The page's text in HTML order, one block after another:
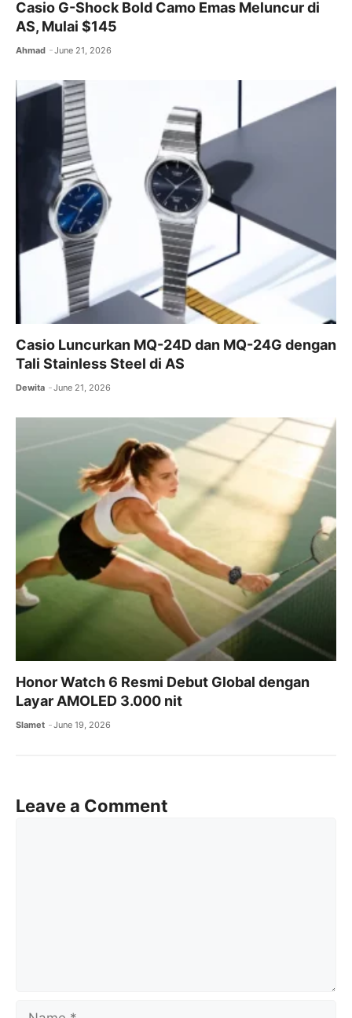
Casio G-Shock Bold Camo Emas Meluncur di
AS, Mulai $145
Ahmad June 21, 2026
Casio Luncurkan MQ-24D dan MQ-24G dengan
Tali Stainless Steel di AS
Dewita June 21, 2026
Honor Watch 6 Resmi Debut Global dengan
Layar AMOLED 3.000 nit
Slamet June 19, 2026
Leave a Comment
Name